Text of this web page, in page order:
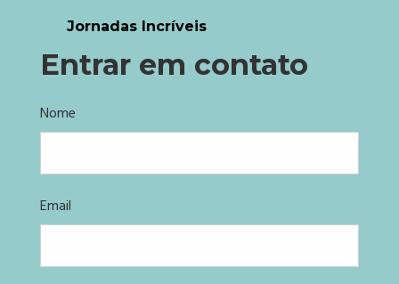
Jornadas Incríveis
Entrar em contato
Nome
Email